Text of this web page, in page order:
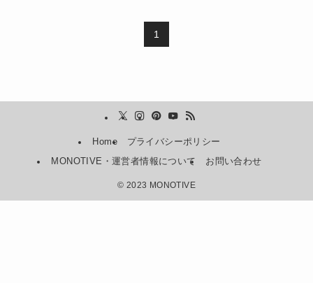
1
Home
プライバシーポリシー
MONOTIVE・運営者情報について
お問い合わせ
© 2023 MONOTIVE